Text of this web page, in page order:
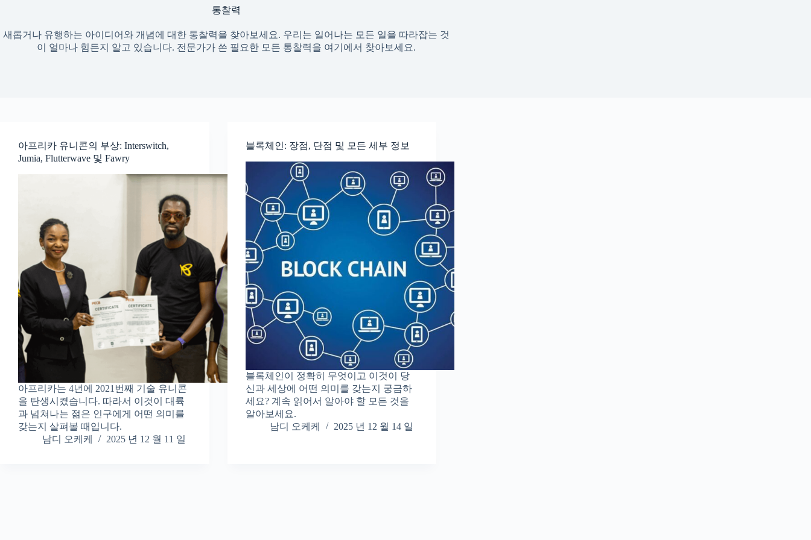
통찰력
새롭거나 유행하는 아이디어와 개념에 대한 통찰력을 찾아보세요. 우리는 일어나는 모든 일을 따라잡는 것
이 얼마나 힘든지 알고 있습니다. 전문가가 쓴 필요한 모든 통찰력을 여기에서 찾아보세요.
아프리카 유니콘의 부상: Interswitch,
Jumia, Flutterwave 및 Fawry
아프리카는 4년에 2021번째 기술 유니콘
을 탄생시켰습니다. 따라서 이것이 대륙
과 넘쳐나는 젊은 인구에게 어떤 의미를
갖는지 살펴볼 때입니다.
남디 오케케
2025 년 12 월 11 일
블록체인: 장점, 단점 및 모든 세부 정보
블록체인이 정확히 무엇이고 이것이 당
신과 세상에 어떤 의미를 갖는지 궁금하
세요? 계속 읽어서 알아야 할 모든 것을
알아보세요.
남디 오케케
2025 년 12 월 14 일